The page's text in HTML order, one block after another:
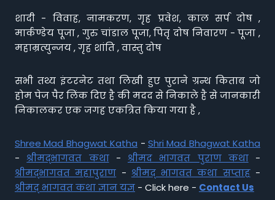
शादी - विवाह, नामकरण, गृह प्रवेश, काल सर्प दोष ,
मार्कण्डेय पूजा , गुरु चांडाल पूजा, पितृ दोष निवारण - पूजा ,
महाम्रत्युन्जय , गृह शांति , वास्तु दोष
सभी तथ्य इंटरनेट तथा लिखी हुए पुराने ग्रन्थ किताब जो
होम पेज पैर लिंक दिए है की मदद से निकाले है से जानकारी
निकालकर एक जगह एकत्रित किया गया है ,
Shree Mad Bhagwat Katha - Shri Mad Bhagwat Katha
- श्रीमद्भागवत कथा- श्रीमद भागवत पुराण कथा-
श्रीमद्भागवत महापुराण - श्रीमद् भागवत कथा सप्ताह-
श्रीमद् भागवत कथा ज्ञान यज्ञ - Click here - Contact Us